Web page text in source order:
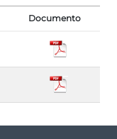
Documento